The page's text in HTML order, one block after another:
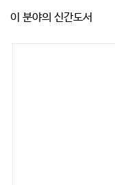
이 분야의 신간도서